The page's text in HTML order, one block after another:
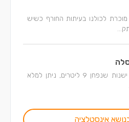
לכולנו בעיתות החורף כשיש
כדי לחסוך במים באסלות ישנות שנפחן 9 ליטרים, ניתן למלא
אינסטלציה